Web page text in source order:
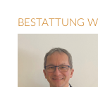
BESTATTUNG